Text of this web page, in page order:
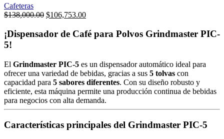
Cafeteras
$138,000.00 Original
was:
$106,753.00Current
is:
$106,753.00.
¡Dispensador de Café para Polvos Grindmaster PIC-
5!
El Grindmaster PIC-5 es un dispensador automático ideal para
ofrecer una variedad de bebidas, gracias a sus 5 tolvas con
capacidad para 5 sabores diferentes. Con su diseño robusto y
eficiente, esta máquina permite una producción continua de bebidas
para negocios con alta demanda.
Características principales del Grindmaster PIC-5